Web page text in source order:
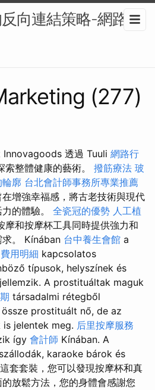
向連結策略-網路行
(277)
透過 Tuuli 網路行
索整體健康的藝術。 撥筋療法 玻
輪廓 台北會計師事務所專業推薦
增強幸福感，將古老技術與現代
的體驗。 全瓷冠的優勢 人工植
摩和按摩杯工具同時提供強力和
求。 Kínában 台中養生會館 a
用明細 kapcsolatos
típusok, helyszínek és
jellemzik. A prostituáltak maguk
társadalmi rétegből
prostituált nő, de az
jelentek meg. 后里按摩服務
így 會計師 Kínában. A
karaoke bárok és
套套裝，您可以發現按摩杯和真
放鬆方法，您的身體會感謝您